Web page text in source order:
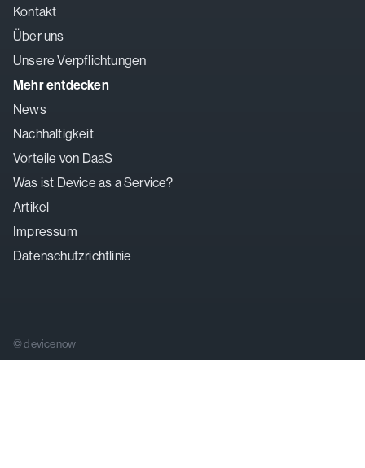
Kontakt
Über uns
Unsere Verpflichtungen
Mehr entdecken
News
Nachhaltigkeit
Vorteile von DaaS
Was ist Device as a Service?
Artikel
Impressum
Datenschutzrichtlinie
© devicenow